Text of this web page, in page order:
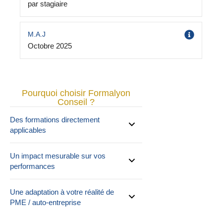
par stagiaire
M.A.J
Octobre 2025
Pourquoi choisir Formalyon
Conseil ?
Des formations directement
applicables
Un impact mesurable sur vos
performances
Une adaptation à votre réalité de
PME / auto-entreprise